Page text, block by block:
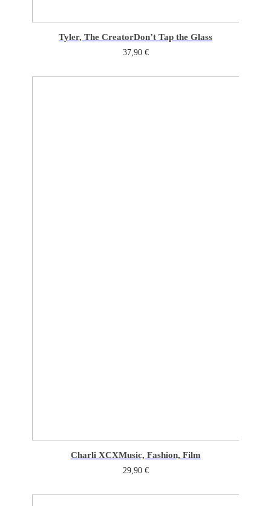
Tyler, The CreatorDon’t Tap the Glass
37,90 €
Charli XCXMusic, Fashion, Film
29,90 €